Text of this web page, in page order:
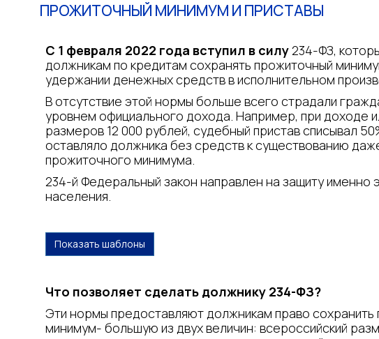
ПРОЖИТОЧНЫЙ МИНИМУМ И ПРИСТАВЫ
С 1 февраля 2022 года вступил в силу234-ФЗ,
должникам по кредитам сохранять прожиточный
удержании денежных средств в исполнительном
В отсутствие этой нормы больше всего страдали
уровнем официального дохода. Например, при доходе
размеров 12 000 рублей, судебный пристав списывал
оставляло должника без средств к существованию
прожиточного минимума.
234-й Федеральный закон направлен на защиту именно
населения.
Показать шаблоны
Что позволяет сделать должнику 234-ФЗ?
Эти нормы предоставляют должникам право сохранить
минимум- большую из двух величин: всероссийский